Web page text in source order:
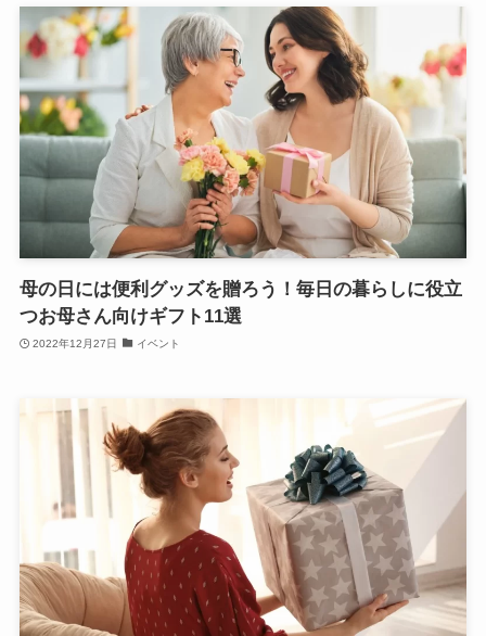
母の日には便利グッズを贈ろう！毎日の暮らしに役立
つお母さん向けギフト11選
2022年12月27日 イベント